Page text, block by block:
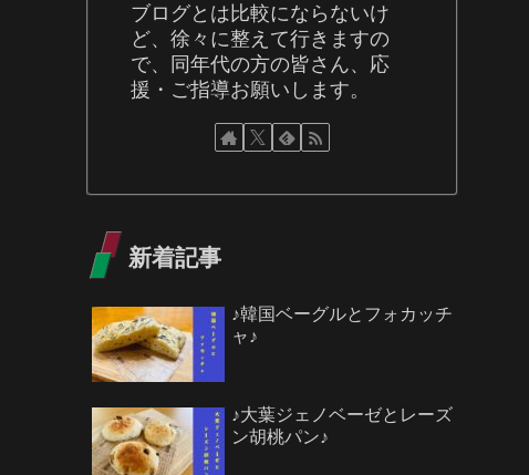
ブログとは比較にならないけ
ど、徐々に整えて行きますの
で、同年代の方の皆さん、応
援・ご指導お願いします。
新着記事
♪韓国ベーグルとフォカッチ
ャ♪
♪大葉ジェノベーゼとレーズ
ン胡桃パン♪